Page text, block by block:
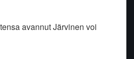
avannut Järvinen voi